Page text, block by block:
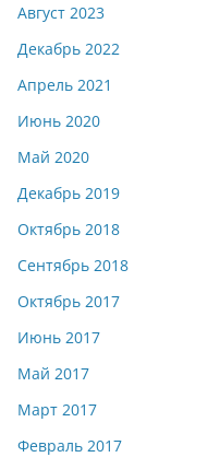
Август 2023
Декабрь 2022
Апрель 2021
Июнь 2020
Май 2020
Декабрь 2019
Октябрь 2018
Сентябрь 2018
Октябрь 2017
Июнь 2017
Май 2017
Март 2017
Февраль 2017